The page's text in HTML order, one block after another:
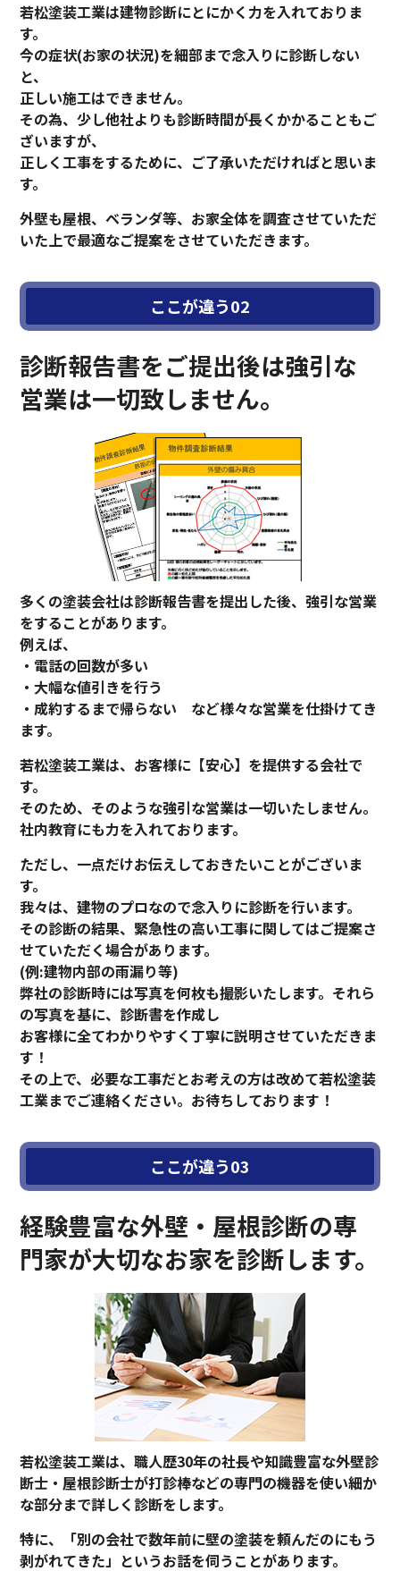
若松塗装工業は建物診断にとにかく力を入れておりま
す。
今の症状(お家の状況)を細部まで念入りに診断しない
と、
正しい施工はできません。
その為、少し他社よりも診断時間が長くかかることもご
ざいますが、
正しく工事をするために、ご了承いただければと思いま
す。
外壁も屋根、ベランダ等、お家全体を調査させていただ
いた上で最適なご提案をさせていただきます。
診断報告書をご提出後は強引な
営業は一切致しません。
多くの塗装会社は診断報告書を提出した後、強引な営業
をすることがあります。
例えば、
・電話の回数が多い
・大幅な値引きを行う
・成約するまで帰らない など様々な営業を仕掛けてき
ます。
若松塗装工業は、お客様に【安心】を提供する会社で
す。
そのため、そのような強引な営業は一切いたしません。
社内教育にも力を入れております。
ただし、一点だけお伝えしておきたいことがございま
す。
我々は、建物のプロなので念入りに診断を行います。
その診断の結果、緊急性の高い工事に関してはご提案さ
せていただく場合があります。
(例:建物内部の雨漏り等)
弊社の診断時には写真を何枚も撮影いたします。それら
の写真を基に、診断書を作成し
お客様に全てわかりやすく丁寧に説明させていただきま
す！
その上で、必要な工事だとお考えの方は改めて若松塗装
工業までご連絡ください。お待ちしております！
経験豊富な外壁・屋根診断の専
門家が大切なお家を診断します。
若松塗装工業は、職人歴30年の社長や知識豊富な外壁診
断士・屋根診断士が打診棒などの専門の機器を使い細か
な部分まで詳しく診断をします。
特に、「別の会社で数年前に壁の塗装を頼んだのにもう
剥がれてきた」というお話を伺うことがあります。